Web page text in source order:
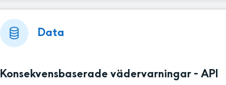
Data
Konsekvensbaserade vädervarningar - API